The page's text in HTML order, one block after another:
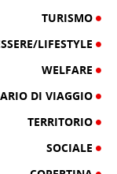
TURISMO
LIFESTYLE
WELFARE
DI VIAGGIO
TERRITORIO
SOCIALE